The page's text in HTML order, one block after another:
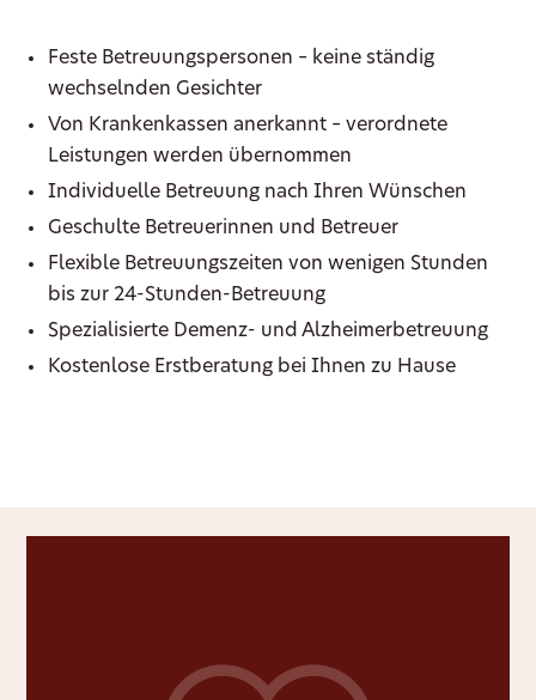
Feste Betreuungspersonen – keine ständig
wechselnden Gesichter
Von Krankenkassen anerkannt – verordnete
Leistungen werden übernommen
Individuelle Betreuung nach Ihren Wünschen
Geschulte Betreuerinnen und Betreuer
Flexible Betreuungszeiten von wenigen Stunden
bis zur 24-Stunden-Betreuung
Spezialisierte Demenz- und Alzheimerbetreuung
Kostenlose Erstberatung bei Ihnen zu Hause